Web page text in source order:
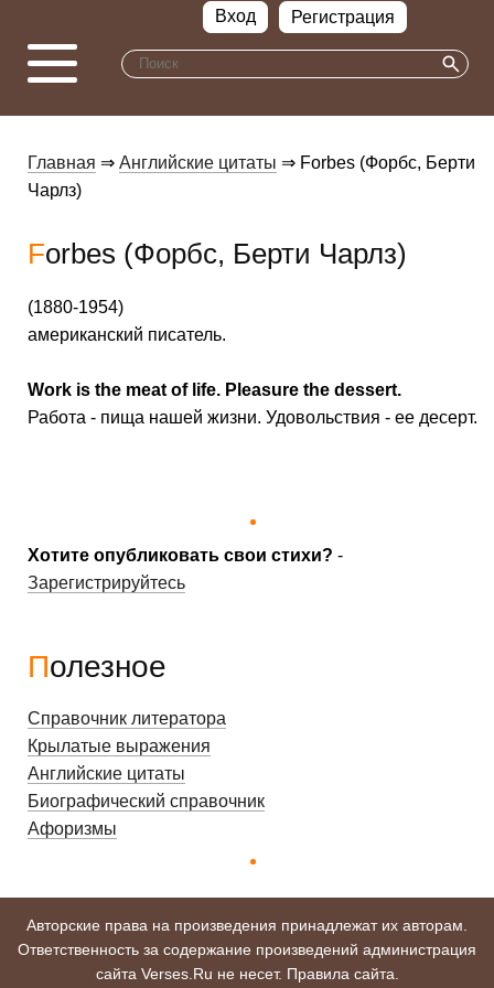
Вход Регистрация
Хотите опубликовать свои стихи? -
Зарегистрируйтесь
Главная ⇒ Английские цитаты ⇒ Forbes (Форбс, Берти
Чарлз)
Forbes (Форбс, Берти Чарлз)
(1880-1954)
американский писатель.
Work is the meat of life. Pleasure the dessert.
Работа - пища нашей жизни. Удовольствия - ее десерт.
Полезное
Справочник литератора
Крылатые выражения
Английские цитаты
Биографический справочник
Афоризмы
Авторские права на произведения принадлежат их авторам.
Ответственность за содержание произведений администрация
сайта Verses.Ru не несет. Правила сайта